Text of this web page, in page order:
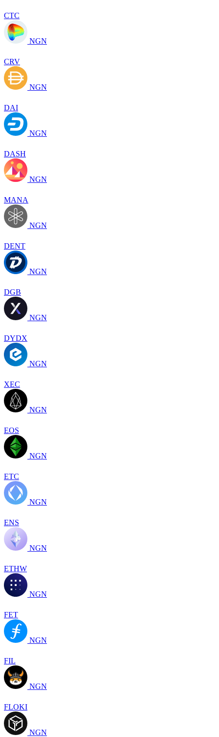
CTC
NGN
CRV
NGN
DAI
NGN
DASH
NGN
MANA
NGN
DENT
NGN
DGB
NGN
DYDX
NGN
XEC
NGN
EOS
NGN
ETC
NGN
ENS
NGN
ETHW
NGN
FET
NGN
FIL
NGN
FLOKI
NGN